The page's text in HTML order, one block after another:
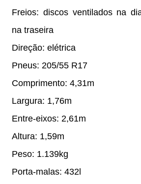
Freios: discos ventilados na
na traseira
Direção: elétrica
Pneus: 205/55 R17
Comprimento: 4,31m
Largura: 1,76m
Entre-eixos: 2,61m
Altura: 1,59m
Peso: 1.139kg
Porta-malas: 432l